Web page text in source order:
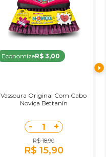
EconomizeR$ 3,00
Vassoura Original Com Cabo
Noviça Bettanin
- 1 +
R$ 18,90
R$ 15,90